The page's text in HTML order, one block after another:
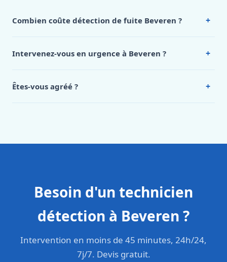
Combien coûte détection de fuite Beveren ? +
Beveren, appelez le 0472 53 24 26.
Intervenez-vous en urgence à Beveren ? +
Êtes-vous agréé ? +
Besoin d'un technicien
détection à Beveren ?
Intervention en moins de 45 minutes, 24h/24,
7j/7. Devis gratuit.